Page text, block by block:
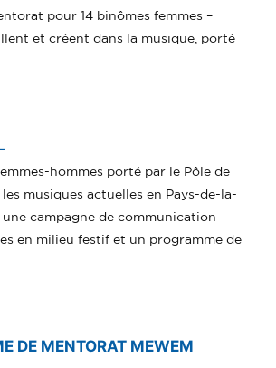
pour 14 binômes femmes –
et créent dans la musique, porté
hommes porté par le Pôle de
musiques actuelles en Pays-de-la-
campagne de communication
en milieu festif et un programme de
DE MENTORAT MEWEM